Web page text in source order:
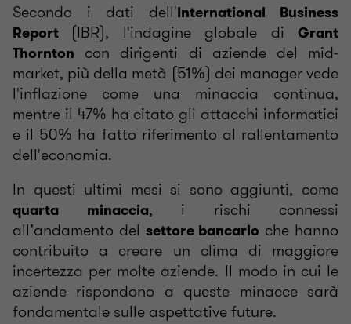
Secondo i dati dell'International Business
Report (IBR), l'indagine globale diGrant
Thornton
con dirigenti di aziende del mid-
market, più della metà (51%) dei manager vede
l'inflazione come una minaccia continua,
mentre il 47% ha citato gli attacchi informatici
e il 50% ha fatto riferimento al rallentamento
dell'economia.
In questi ultimi mesi si sono aggiunti, come
quarta minaccia, i rischi connessi
all’andamento del settore bancario che hanno
contribuito a creare un clima di maggiore
incertezza per molte aziende. Il modo in cui le
aziende rispondono a queste minacce sarà
fondamentale sulle aspettative future.